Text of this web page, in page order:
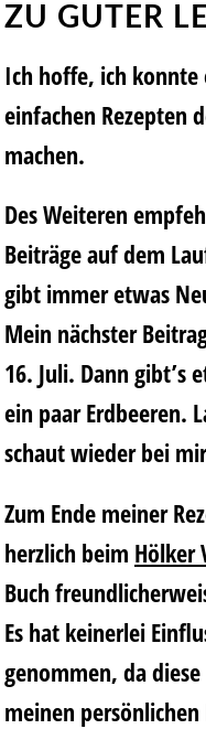
ZU GUTER
Ich hoffe, ich
einfachen Rezepten
machen.
Des Weiteren
Beiträge auf dem
gibt immer etwas
Mein nächster
16. Juli. Dann gibt’s
ein paar Erdbeeren.
schaut wieder bei
Zum Ende meiner
herzlich beim Hölker
Buch
Es hat keinerlei
genommen, da
meinen